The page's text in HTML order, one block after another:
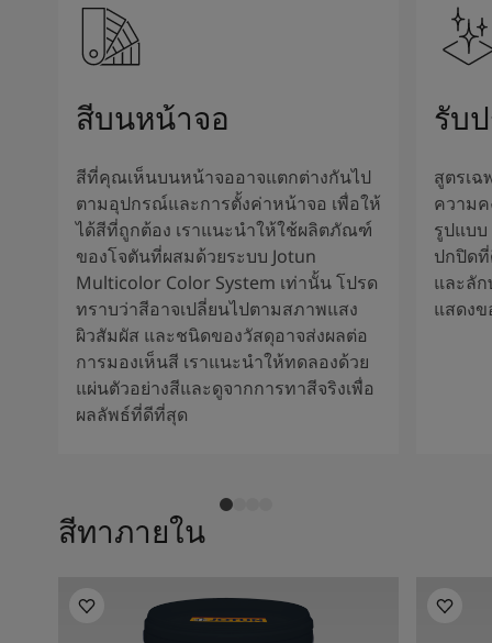
สีบนหน้าจอ
สีที่คุณเห็นบนหน้าจออาจแตกต่างกันไป
ตามอุปกรณ์และการตั้งค่าหน้าจอ เพื่อให้
ได้สีที่ถูกต้อง เราแนะนำให้ใช้ผลิตภัณฑ์
ของโจตันที่ผสมด้วยระบบ Jotun
Multicolor Color System เท่านั้น โปรด
ทราบว่าสีอาจเปลี่ยนไปตามสภาพแสง
ผิวสัมผัส และชนิดของวัสดุอาจส่งผลต่อ
การมองเห็นสี เราแนะนำให้ทดลองด้วย
แผ่นตัวอย่างสีและดูจากการทาสีจริงเพื่อ
ผลลัพธ์ที่ดีที่สุด
รับ
สูตรเฉ
ความ
รูปแบ
ปกปิดที่
และลั
แสดงข
สีทาภายใน